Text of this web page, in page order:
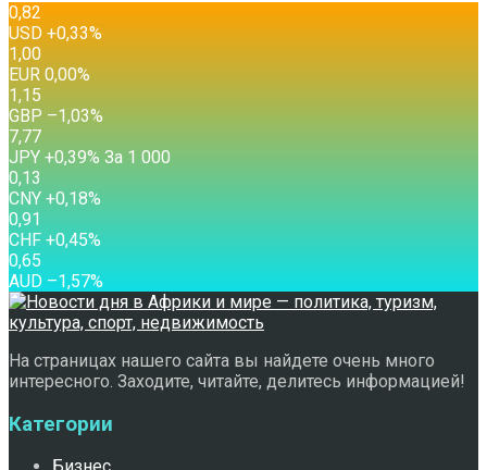
0,82
USD +0,33%
1,00
EUR 0,00%
1,15
GBP –1,03%
7,77
JPY +0,39% За 1 000
0,13
CNY +0,18%
0,91
CHF +0,45%
0,65
AUD –1,57%
На страницах нашего сайта вы найдете очень много
интересного. Заходите, читайте, делитесь информацией!
Категории